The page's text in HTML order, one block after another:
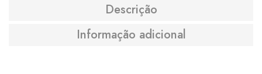
Descrição
Informação adicional